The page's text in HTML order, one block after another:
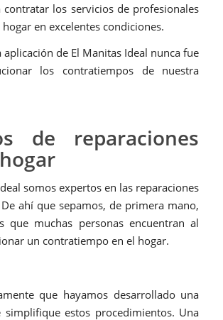
contratar los servicios de profesionales
en excelentes condiciones.
aplicación de El Manitas Ideal nunca fue
los contratiempos de nuestra
de reparaciones
somos expertos en las reparaciones
ahí que sepamos, de primera mano,
que muchas personas encuentran al
un contratiempo en el hogar.
que hayamos desarrollado una
simplifique estos procedimientos. Una